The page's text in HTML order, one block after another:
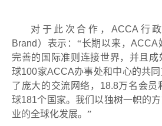
对于此次合作，ACCA 行
Brand ）表示：“长期以来，ACCA
完善的国际准则连接世界，并且
球100家ACCA办事处和中心的共
了庞大的交流网络， 18.8万名会员
球181个国家。我们以独树一帜的
业的全球化发展。”